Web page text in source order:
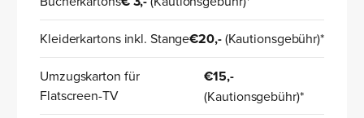
Kleiderkartons inkl. Stange€20,-(Kautionsgebühr)*
Umzugskarton für
Flatscreen-TV
€15,-
(Kautionsgebühr)*